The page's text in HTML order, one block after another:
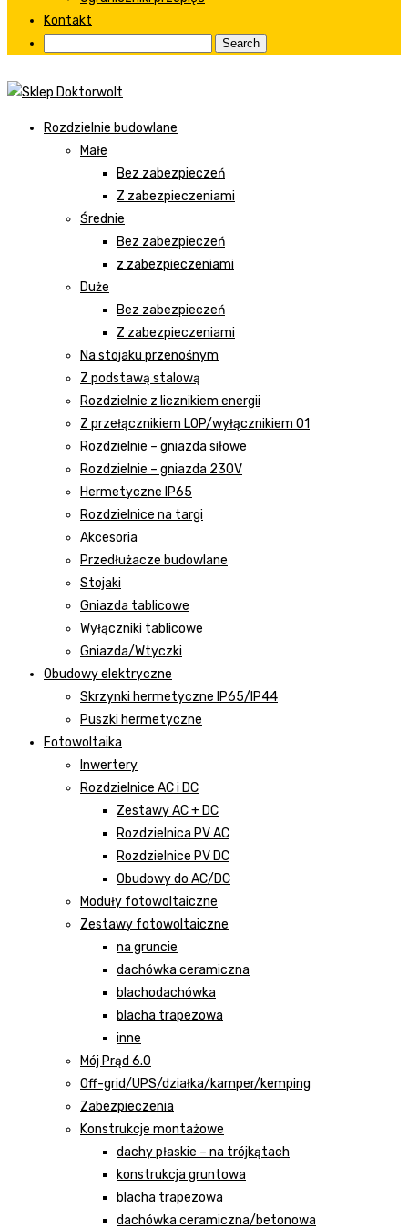
Kontakt
Rozdzielnie budowlane
Małe
Bez zabezpieczeń
Z zabezpieczeniami
Średnie
Bez zabezpieczeń
z zabezpieczeniami
Duże
Bez zabezpieczeń
Z zabezpieczeniami
Na stojaku przenośnym
Z podstawą stalową
Rozdzielnie z licznikiem energii
Z przełącznikiem LOP/wyłącznikiem 01
Rozdzielnie – gniazda siłowe
Rozdzielnie – gniazda 230V
Hermetyczne IP65
Rozdzielnice na targi
Akcesoria
Przedłużacze budowlane
Stojaki
Gniazda tablicowe
Wyłączniki tablicowe
Gniazda/Wtyczki
Obudowy elektryczne
Skrzynki hermetyczne IP65/IP44
Puszki hermetyczne
Fotowoltaika
Inwertery
Rozdzielnice AC i DC
Zestawy AC + DC
Rozdzielnica PV AC
Rozdzielnice PV DC
Obudowy do AC/DC
Moduły fotowoltaiczne
Zestawy fotowoltaiczne
na gruncie
dachówka ceramiczna
blachodachówka
blacha trapezowa
inne
Mój Prąd 6.0
Off-grid/UPS/działka/kamper/kemping
Zabezpieczenia
Konstrukcje montażowe
dachy płaskie – na trójkątach
konstrukcja gruntowa
blacha trapezowa
dachówka ceramiczna/betonowa